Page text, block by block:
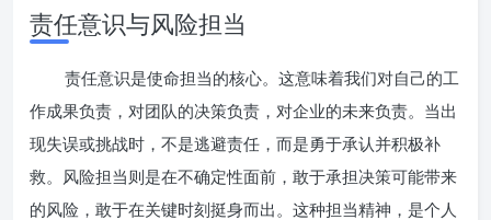
责任意识与风险担当
责任意识是使命担当的核心。这意味着我们对自己的工
作成果负责，对团队的决策负责，对企业的未来负责。当出
现失误或挑战时，不是逃避责任，而是勇于承认并积极补
救。风险担当则是在不确定性面前，敢于承担决策可能带来
的风险，敢于在关键时刻挺身而出。这种担当精神，是个人